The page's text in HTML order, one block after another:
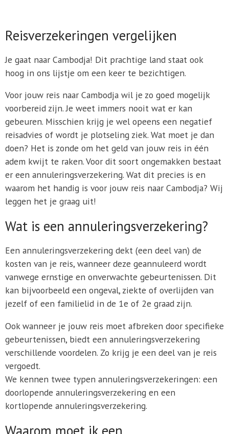
Reisverzekeringen vergelijken
Je gaat naar Cambodja! Dit prachtige land staat ook
hoog in ons lijstje om een keer te bezichtigen.
Voor jouw reis naar Cambodja wil je zo goed mogelijk
voorbereid zijn. Je weet immers nooit wat er kan
gebeuren. Misschien krijg je wel opeens een negatief
reisadvies of wordt je plotseling ziek. Wat moet je dan
doen? Het is zonde om het geld van jouw reis in één
adem kwijt te raken. Voor dit soort ongemakken bestaat
er een annuleringsverzekering. Wat dit precies is en
waarom het handig is voor jouw reis naar Cambodja? Wij
leggen het je graag uit!
Wat is een annuleringsverzekering?
Een annuleringsverzekering dekt (een deel van) de
kosten van je reis, wanneer deze geannuleerd wordt
vanwege ernstige en onverwachte gebeurtenissen. Dit
kan bijvoorbeeld een ongeval, ziekte of overlijden van
jezelf of een familielid in de 1e of 2e graad zijn.
Ook wanneer je jouw reis moet afbreken door specifieke
gebeurtenissen, biedt een annuleringsverzekering
verschillende voordelen. Zo krijg je een deel van je reis
vergoedt.
We kennen twee typen annuleringsverzekeringen: een
doorlopende annuleringsverzekering en een
kortlopende annuleringsverzekering.
Waarom moet ik een